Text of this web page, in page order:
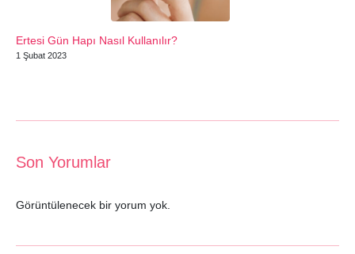
Ertesi Gün Hapı Nasıl Kullanılır?
1 Şubat 2023
Son Yorumlar
Görüntülenecek bir yorum yok.